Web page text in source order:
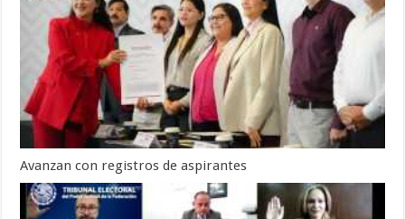
Avanzan con registros de aspirantes